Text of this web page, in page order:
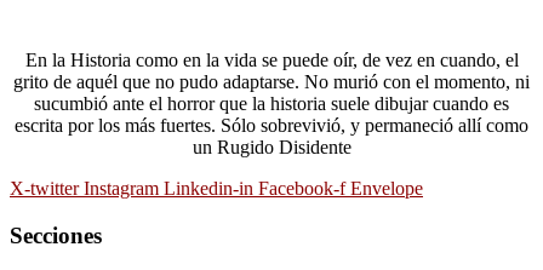
En la Historia como en la vida se puede oír, de vez en cuando, el
grito de aquél que no pudo adaptarse. No murió con el momento, ni
sucumbió ante el horror que la historia suele dibujar cuando es
escrita por los más fuertes. Sólo sobrevivió, y permaneció allí como
un Rugido Disidente
X-twitter Instagram Linkedin-in Facebook-f Envelope
Secciones